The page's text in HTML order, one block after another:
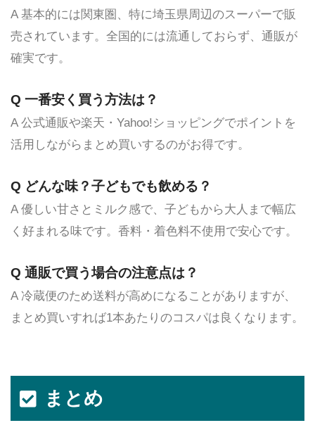
A 基本的には関東圏、特に埼玉県周辺のスーパーで販
売されています。全国的には流通しておらず、通販が
確実です。
Q 一番安く買う方法は？
A 公式通販や楽天・Yahoo!ショッピングでポイントを
活用しながらまとめ買いするのがお得です。
Q どんな味？子どもでも飲める？
A 優しい甘さとミルク感で、子どもから大人まで幅広
く好まれる味です。香料・着色料不使用で安心です。
Q 通販で買う場合の注意点は？
A 冷蔵便のため送料が高めになることがありますが、
まとめ買いすれば1本あたりのコスパは良くなります。
まとめ